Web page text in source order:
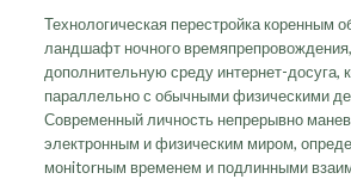
Технологическая перестройка коренным
ландшафт ночного
дополнительную среду интернет-досуга,
параллельно с обычными физическими
Современный личность непрерывно
электронным и физическим миром,
монitorным временем и подлинными